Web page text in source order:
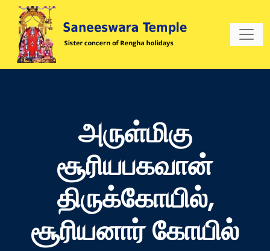
அருள்மிகு
சூரியபகவான்
திருக்கோயில்,
சூரியனார் கோயில்